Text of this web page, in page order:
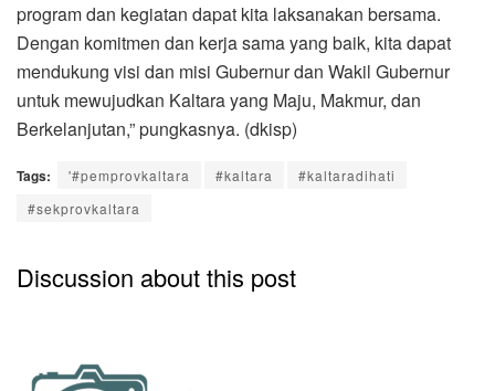
program dan kegiatan dapat kita laksanakan bersama.
Dengan komitmen dan kerja sama yang baik, kita dapat
mendukung visi dan misi Gubernur dan Wakil Gubernur
untuk mewujudkan Kaltara yang Maju, Makmur, dan
Berkelanjutan,” pungkasnya. (dkisp)
Tags: '#pemprovkaltara #kaltara
#kaltaradihati
#sekprovkaltara
Discussion about this post